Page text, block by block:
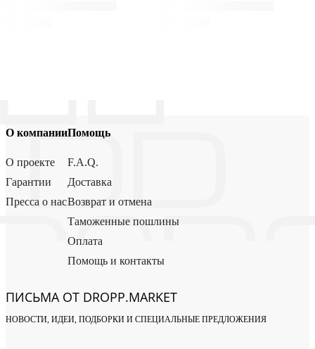
О компании
О проекте
Гарантии
Пресса о нас
Помощь
F.A.Q.
Доставка
Возврат и отмена
Таможенные пошлины
Оплата
Помощь и контакты
ПИСЬМА ОТ DROPP.MARKET
НОВОСТИ, ИДЕИ, ПОДБОРКИ И СПЕЦИАЛЬНЫЕ ПРЕДЛОЖЕНИЯ